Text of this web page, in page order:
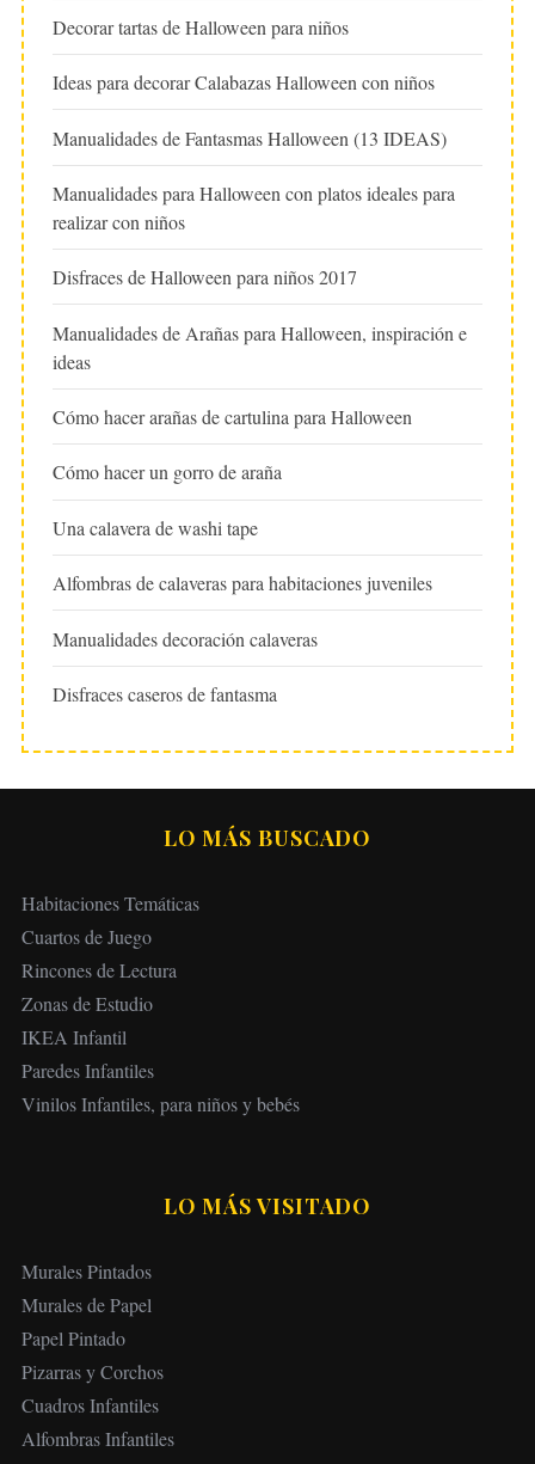
Decorar tartas de Halloween para niños
Ideas para decorar Calabazas Halloween con niños
Manualidades de Fantasmas Halloween (13 IDEAS)
Manualidades para Halloween con platos ideales para
realizar con niños
Disfraces de Halloween para niños 2017
Manualidades de Arañas para Halloween, inspiración e
ideas
Cómo hacer arañas de cartulina para Halloween
Cómo hacer un gorro de araña
Una calavera de washi tape
Alfombras de calaveras para habitaciones juveniles
Manualidades decoración calaveras
Disfraces caseros de fantasma
LO MÁS BUSCADO
Habitaciones Temáticas
Cuartos de Juego
Rincones de Lectura
Zonas de Estudio
IKEA Infantil
Paredes Infantiles
Vinilos Infantiles, para niños y bebés
LO MÁS VISITADO
Murales Pintados
Murales de Papel
Papel Pintado
Pizarras y Corchos
Cuadros Infantiles
Alfombras Infantiles